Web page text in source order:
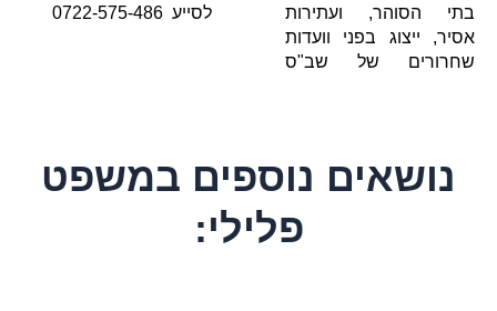
בתי הסוהר, ועתירות
אסיר, ייצוג בפני וועדות
שחרורים של שב"ס
לסייע 0722-575-486
נושאים נוספים במשפט
פלילי: